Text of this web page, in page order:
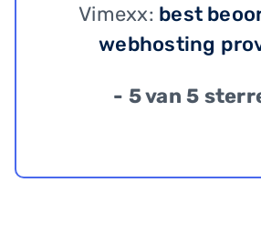
Vimexx: best
webhosting
- 5 van 5